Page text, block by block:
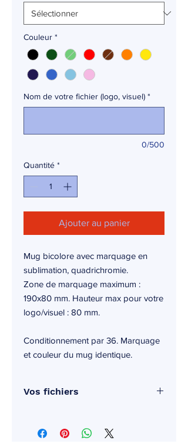
Couleur *
Nom de votre fichier (logo, visuel) *
0/500
Quantité *
Ajouter au panier
Mug bicolore avec marquage en
sublimation, quadrichromie.
Zone de marquage maximum :
190x80 mm. Hauteur max pour votre
logo/visuel : 80 mm.
Conditionnement par 36. Marquage
et couleur du mug identique.
Vos fichiers
de votre association / de votre